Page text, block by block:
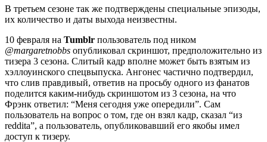
В третьем сезоне так же подтверждены специальные эпизоды,
их количество и даты выхода неизвестны.
10 февраля на Tumblr пользователь под ником
@margaretnobbs опубликовал скриншот, предположительно из
тизера 3 сезона. Слитый кадр вполне может быть взятым из
хэллоуинского спецвыпуска. Ангонес частично подтвердил,
что слив правдивый, ответив на просьбу одного из фанатов
поделится каким-нибудь скриншотом из 3 сезона, на что
Фрэнк ответил: “Меня сегодня уже опередили”. Сам
пользователь на вопрос о том, где он взял кадр, сказал “из
reddita”, а пользователь, опубликовавший его якобы имел
доступ к тизеру.